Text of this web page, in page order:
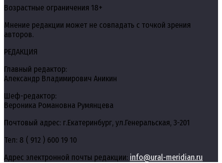
Возрастные ограничения 18+
Мнение редакции может не совпадать с точкой зрения
авторов.
РЕДАКЦИЯ
Главный редактор:
Александр Владимирович Аникин
Шеф-редактор:
Вероника Романовна Румянцева
Почтовый адрес: г.Екатеринбург, ул.Генеральская, 3-201
Тел: 8 ( 912 ) 600 19 10
Адрес электронной почты редакции: info@ural-meridian.ru